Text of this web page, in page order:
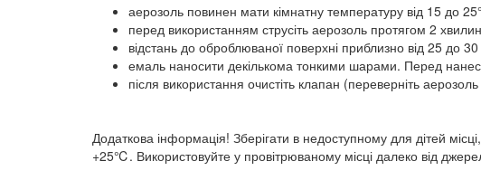
аерозоль повинен мати кімнатну температуру від 15 до
перед використанням струсіть аерозоль протягом 2 хвилин
відстань до оброблюваної поверхні приблизно від 25 до
емаль наносити декількома тонкими шарами. Перед
після використання очистіть клапан (переверніть
Додаткова інформація! Зберігати в недоступному для дітей
+25℃. Використовуйте у провітрюваному місці далеко від